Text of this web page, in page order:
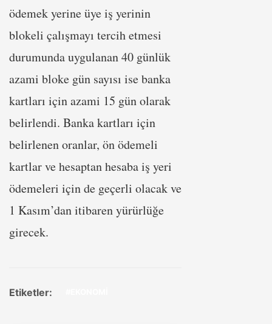
ödemek yerine üye iş yerinin
blokeli çalışmayı tercih etmesi
durumunda uygulanan 40 günlük
azami bloke gün sayısı ise banka
kartları için azami 15 gün olarak
belirlendi. Banka kartları için
belirlenen oranlar, ön ödemeli
kartlar ve hesaptan hesaba iş yeri
ödemeleri için de geçerli olacak ve
1 Kasım’dan itibaren yürürlüğe
girecek.
Etiketler: